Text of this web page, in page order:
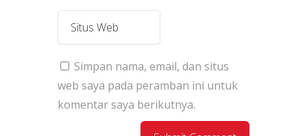
Simpan nama, email, dan situs
web saya pada peramban ini untuk
komentar saya berikutnya.